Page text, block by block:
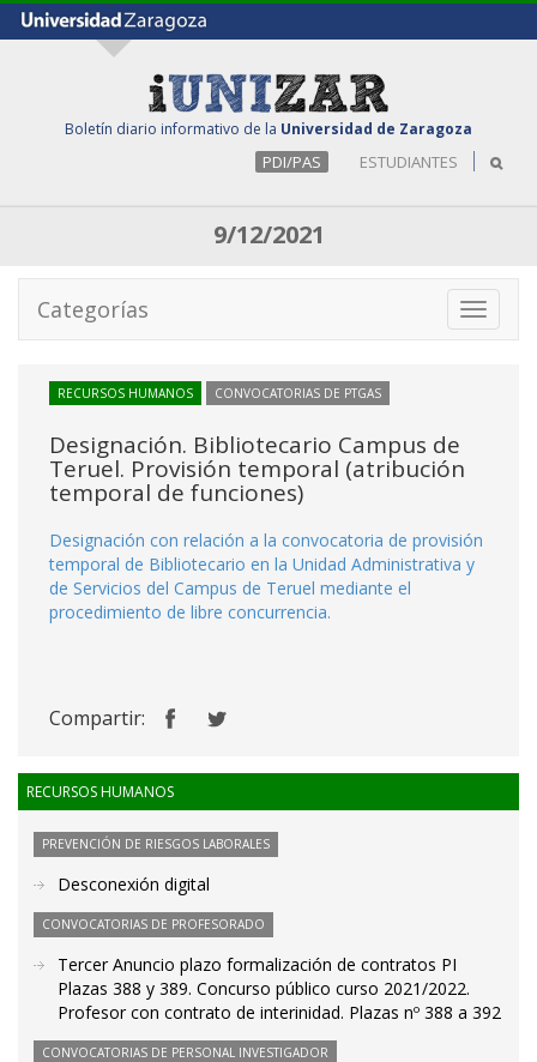
Boletín diario informativo de la Universidad de Zaragoza
PDI/PAS ESTUDIANTES
9/12/2021
Toggle
Categorías
RECURSOS HUMANOS CONVOCATORIAS DE PTGAS
Designación. Bibliotecario Campus de
Teruel. Provisión temporal (atribución
temporal de funciones)
Designación con relación a la convocatoria de provisión
temporal de Bibliotecario en la Unidad Administrativa y
de Servicios del Campus de Teruel mediante el
procedimiento de libre concurrencia.
Compartir:
RECURSOS HUMANOS
PREVENCIÓN DE RIESGOS LABORALES
Desconexión digital
CONVOCATORIAS DE PROFESORADO
Tercer Anuncio plazo formalización de contratos PI
Plazas 388 y 389. Concurso público curso 2021/2022.
Profesor con contrato de interinidad. Plazas nº 388 a 392
CONVOCATORIAS DE PERSONAL INVESTIGADOR